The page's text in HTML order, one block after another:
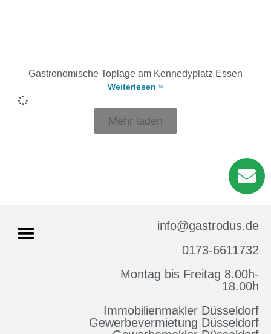
Gastronomische Toplage am Kennedyplatz Essen
Weiterlesen »
Mehr laden
info@gastrodus.de
0173-6611732
Montag bis Freitag 8.00h-
18.00h
Immobilienmakler Düsseldorf
Gewerbevermietung Düsseldorf